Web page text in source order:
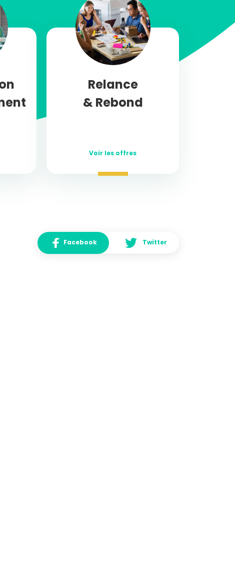
Relance
& Rebond
Voir les offres
Facebook Twitter